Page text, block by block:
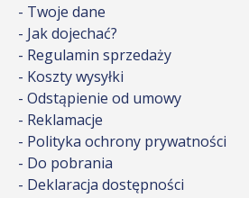
- Twoje dane
- Jak dojechać?
- Regulamin sprzedaży
- Koszty wysyłki
- Odstąpienie od umowy
- Reklamacje
- Polityka ochrony prywatności
- Do pobrania
- Deklaracja dostępności